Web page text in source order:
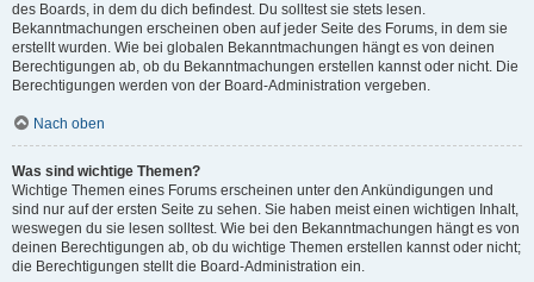
des Boards, in dem du dich befindest. Du solltest sie stets lesen.
Bekanntmachungen erscheinen oben auf jeder Seite des Forums, in dem sie
erstellt wurden. Wie bei globalen Bekanntmachungen hängt es von deinen
Berechtigungen ab, ob du Bekanntmachungen erstellen kannst oder nicht. Die
Berechtigungen werden von der Board-Administration vergeben.
Nach oben
Was sind wichtige Themen?
Wichtige Themen eines Forums erscheinen unter den Ankündigungen und
sind nur auf der ersten Seite zu sehen. Sie haben meist einen wichtigen Inhalt,
weswegen du sie lesen solltest. Wie bei den Bekanntmachungen hängt es von
deinen Berechtigungen ab, ob du wichtige Themen erstellen kannst oder nicht;
die Berechtigungen stellt die Board-Administration ein.